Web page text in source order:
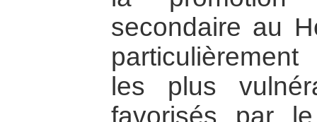
secondaire au
les plus
favorisés par